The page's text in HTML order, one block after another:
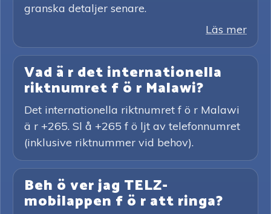
granska detaljer senare.
Läs mer
Vad ä r det internationella
riktnumret f ö r Malawi?
Det internationella riktnumret f ö r Malawi
ä r +265. Sl å +265 f ö ljt av telefonnumret
(inklusive riktnummer vid behov).
Beh ö ver jag TELZ-
mobilappen f ö r att ringa?